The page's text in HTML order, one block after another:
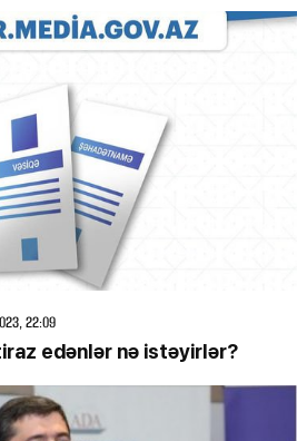
22:09
edənlər nə istəyirlər?